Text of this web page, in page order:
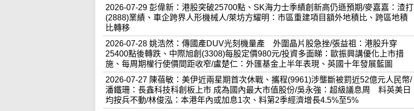
2026-07-29 彭偉新：港股突破25700點、SK海力士季績創新高仍遜預期/麥嘉嘉：渣打
(2888)業績、車企跨界人形機械人/萊坊方耀明：市區重建項目額外地積比、跨區地積
比轉移
2026-07-28 姚浩然：傳國產DUV光刻機量產 外圍晶片股急挫/張益祖：港股升穿
25400點後轉跌、中際旭創(3308)每股定價980元/投資多面睇：歐振興講優化上市措
施、每周期權行使價間距收窄/盧楚仁：外匯基金上半年表現、英國十年發展藍圖
2026-07-27 陳蓓敏：美伊近兩星期首次休戰、攜程(9961)涉壟斷被罰近52億元人民幣/
潘鐵珊：長鑫科技科創板上市 成為國內最大市值股份/吳永強：超級議息周 料英美日
均按兵不動/林俊泓：本港年內或加息1次、料第2季經濟增長4.5%至5%